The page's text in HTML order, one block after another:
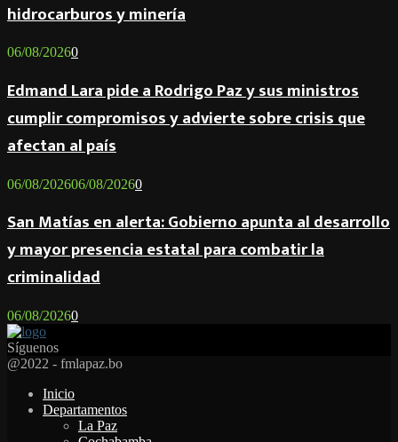
hidrocarburos y minería
06/08/20260
Edmand Lara pide a Rodrigo Paz y sus ministros
cumplir compromisos y advierte sobre crisis que
afectan al país
06/08/202606/08/20260
San Matías en alerta: Gobierno apunta al desarrollo
y mayor presencia estatal para combatir la
criminalidad
06/08/20260
Síguenos
Facebook
Twitter
Instagram
Youtube
Email
Twitch
Whatsapp
@2022 - fmlapaz.bo
Inicio
Departamentos
La Paz